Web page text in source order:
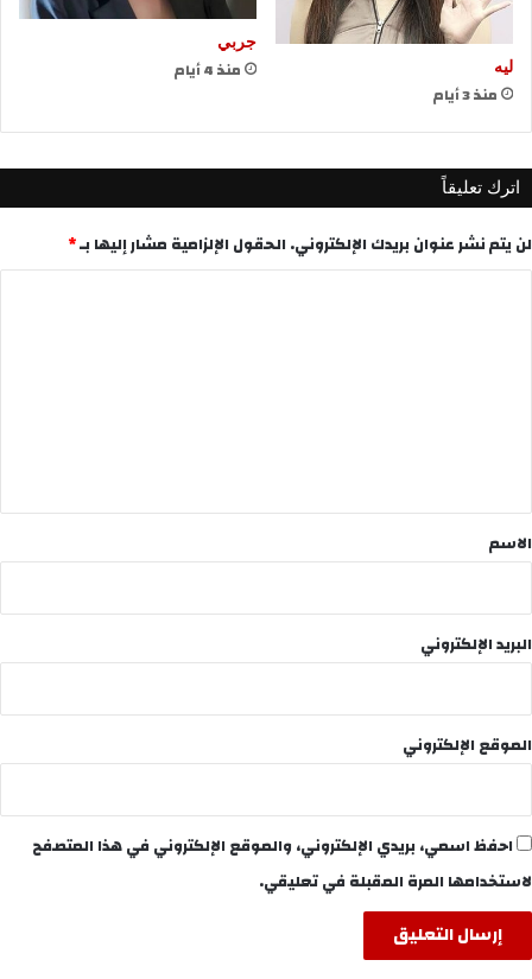
ليه
منذ 3 أيام
جربي
منذ 4 أيام
اترك تعليقاً
لن يتم نشر عنوان بريدك الإلكتروني. الحقول الإلزامية مشار إليها بـ*
*
الاسم
البريد الإلكتروني
الموقع الإلكتروني
احفظ اسمي، بريدي الإلكتروني، والموقع الإلكتروني في هذا المتصفح
لاستخدامها المرة المقبلة في تعليقي.